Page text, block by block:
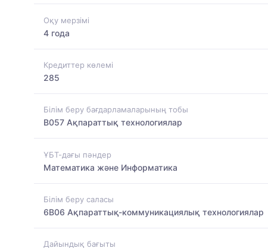
Оқу мерзімі
4 года
Кредиттер көлемі
285
Білім беру бағдарламаларының тобы
B057 Ақпараттық технологиялар
ҰБТ-дағы пәндер
Математика және Информатика
Білім беру саласы
6B06 Ақпараттық-коммуникациялық технологиялар
Дайындық бағыты